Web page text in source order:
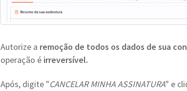
Autorize a remoção de todos os dados de sua
operação é irreversível.
Após, digite "CANCELAR MINHA ASSINATURA" e